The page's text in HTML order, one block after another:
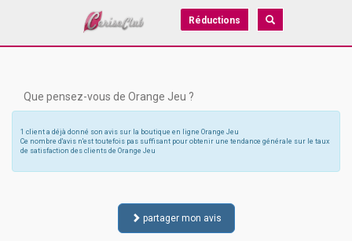
Réductions
Que pensez-vous de Orange Jeu ?
1 client a déjà donné son avis sur la boutique en ligne Orange Jeu
Ce nombre d'avis n'est toutefois pas suffisant pour obtenir une tendance générale sur le taux
de satisfaction des clients de Orange Jeu
partager mon avis